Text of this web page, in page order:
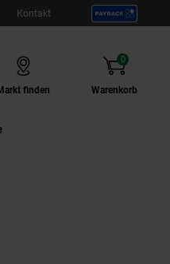
Kontakt
finden Warenkorb
0
Artikel